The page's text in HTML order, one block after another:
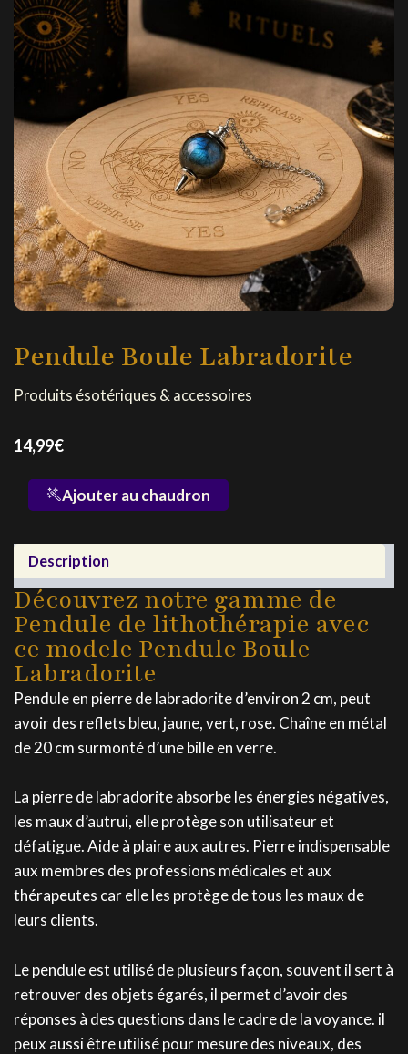
Pendule Boule Labradorite
Produits ésotériques & accessoires
14,99€
quantité
Boule
Labradorite
Ajouter au chaudron
Description
Découvrez notre gamme de
Pendule de lithothérapie avec
ce modele Pendule Boule
Labradorite
Pendule en pierre de labradorite d’environ 2 cm, peut
avoir des reflets bleu, jaune, vert, rose. Chaîne en métal
de 20 cm surmonté d’une bille en verre.
La pierre de labradorite absorbe les énergies négatives,
les maux d’autrui, elle protège son utilisateur et
défatigue. Aide à plaire aux autres. Pierre indispensable
aux membres des professions médicales et aux
thérapeutes car elle les protège de tous les maux de
leurs clients.
Le pendule est utilisé de plusieurs façon, souvent il sert à
retrouver des objets égarés, il permet d’avoir des
réponses à des questions dans le cadre de la voyance. il
peux aussi être utilisé pour mesure des niveaux, des